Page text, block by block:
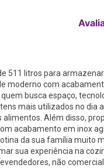
511 litros para
moderno com
busca espaço,
mais utilizados no dia
Além disso,
acabamento em inox
da sua família muito
sua experiência na
não